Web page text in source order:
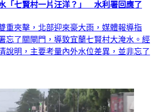
「七賢村一片汪洋？」 水利署回應了
重夾擊，北部迎來豪大雨，媒體報導指
忘了關閘門，導致宜蘭七賢村大淹水。經
說明，主要考量內外水位差異，並非忘了